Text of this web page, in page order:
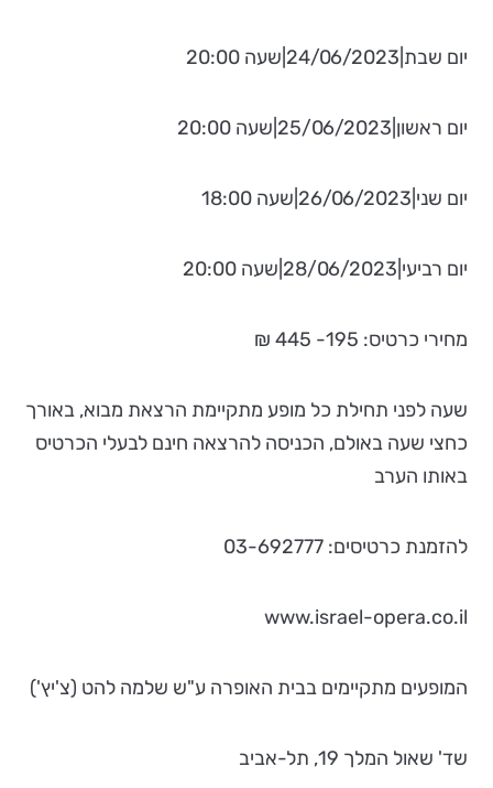
יום שבת|24/06/2023|שעה 20:00
יום ראשון|25/06/2023|שעה 20:00
יום שני|26/06/2023|שעה 18:00
יום רביעי|28/06/2023|שעה 20:00
מחירי כרטיס: 195- 445 ₪
שעה לפני תחילת כל מופע מתקיימת הרצאת מבוא, באורך
כחצי שעה באולם, הכניסה להרצאה חינם לבעלי הכרטיס
באותו הערב
להזמנת כרטיסים: 03-692777
www.israel-opera.co.il
המופעים מתקיימים בבית האופרה ע"ש שלמה להט (צ'יץ')
שד' שאול המלך 19, תל-אביב